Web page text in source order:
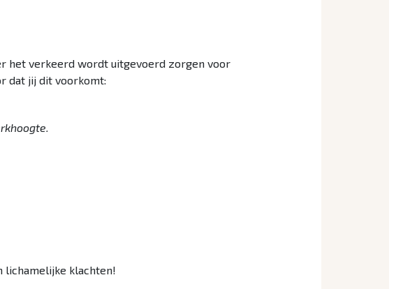
het verkeerd wordt uitgevoerd zorgen voor
dat jij dit voorkomt:
lichamelijke klachten!